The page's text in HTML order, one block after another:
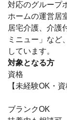
対応のグループ
ホームの運営居
居宅介護、介護
ミニュー」など
しています。
対象となる方
資格
【未経験OK・資
ブランクOK